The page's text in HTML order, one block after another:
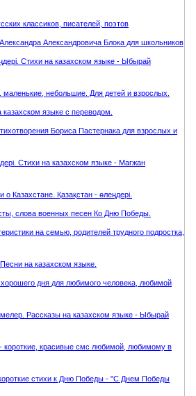
классиков, писателей, поэтов
Александровича Блока для школьников
Стихи на казахском языке - Ыбырай
маленькие, небольшие. Для детей и взрослых.
языке с переводом.
Бориса Пастернака для взрослых и
Стихи на казахском языке - Магжан
Казахстане. Қазақстан - өлеңдері.
слова военных песен Ко Дню Победы.
на семью, родителей трудного подростка,
на казахском языке.
дня для любимого человека, любимой
Рассказы на казахском языке - Ыбырай
короткие, красивые смс любимой, любимому в
стихи к Дню Победы - "С Днем Победы